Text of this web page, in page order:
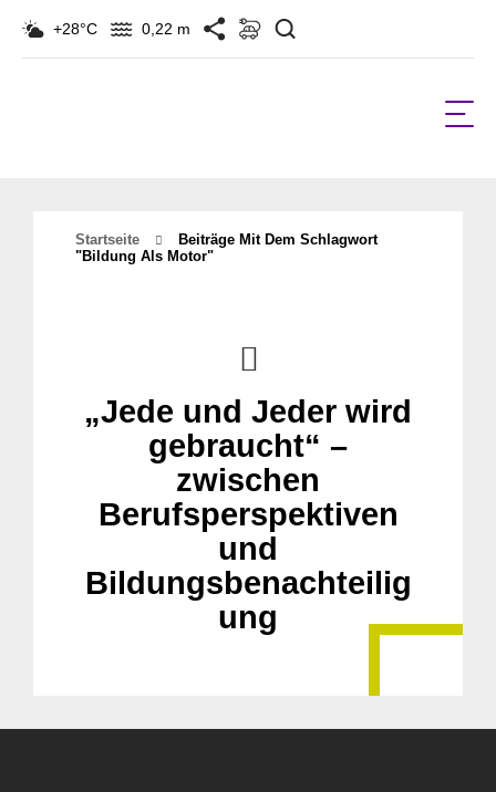
+28°C 0,22 m
Startseite
Beiträge Mit Dem Schlagwort
"bildung Als Motor"
„Jede und Jeder wird
gebraucht“ –
zwischen
Berufsperspektiven
und
Bildungsbenachteilig
ung